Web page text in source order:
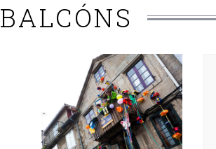
BALCÓNS